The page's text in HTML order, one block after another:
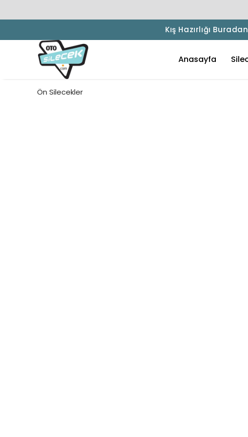
Kış Hazırlığı
Anasayfa
Ön Silecekler